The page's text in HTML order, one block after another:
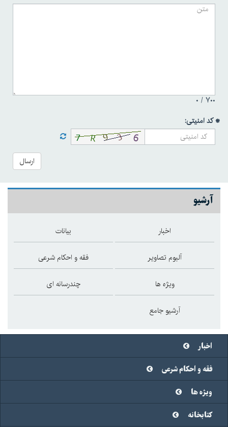
۷۰۰ /
۰
* کد امنیتی:
ارسال
آرشیو
اخبار بیانات
آلبوم تصاویر فقه و احکام شرعی
ویژه ها چندرسانه ای
آرشیو جامع
اخبار
فقه و احکام شرعی
ویژه ها
کتابخانه